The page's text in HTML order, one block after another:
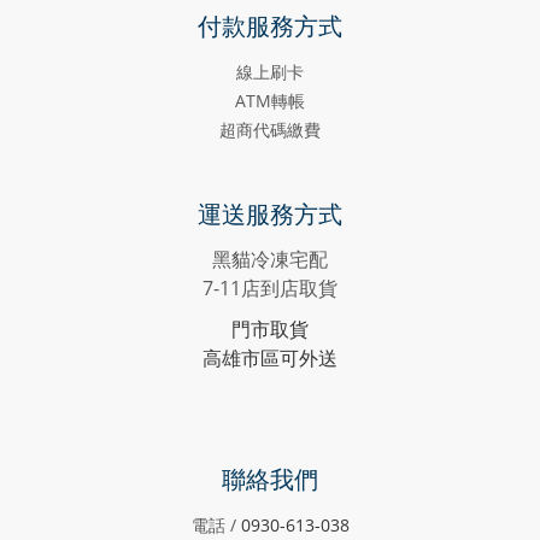
付款服務方式
線上刷卡
ATM轉帳
超商代碼繳費
運送服務方式
黑貓冷凍宅配
7-11店到店取貨
門市取貨
高雄市區可外送
聯絡我們
電話 / 0930-613-038